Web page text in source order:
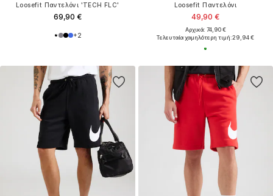
Loosefit Παντελόνι 'TECH FLC'
69,90 €
+2
Loosefit Παντελόνι
49,90 €
Αρχικά: 74,90 €
Τελευταία χαμηλότερη τιμή:29,94 €